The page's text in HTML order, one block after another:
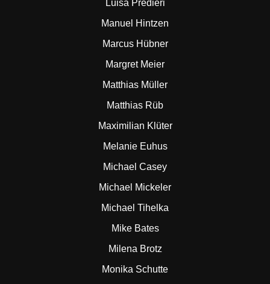
Luisa Predieri
Manuel Hintzen
Marcus Hübner
Margret Meier
Matthias Müller
Matthias Rüb
Maximilian Klüter
Melanie Euhus
Michael Casey
Michael Mickeler
Michael Tihelka
Mike Bates
Milena Brotz
Monika Schutte